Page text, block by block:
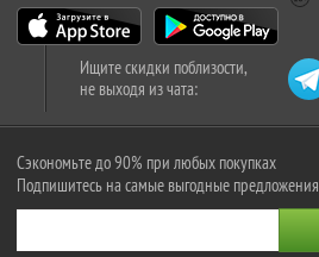
Ищите скидки поблизости,
не выходя из чата:
Сэкономьте до 90% при любых покупках
Подпишитесь на самые выгодные предложения